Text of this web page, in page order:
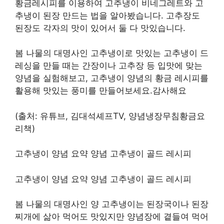
황금레시피를 이용하여 고추냉이 비네그레트와 고
추냉이 된장 만드는 법을 알아봤습니다. 고추장도
된장도 각자의 맛이 있어서 둘 다 맛있습니다.
봄 나물의 대명사인 고추냉이로 맛있는 고추냉이 드
레싱을 만들 때는 간장이나 고추장 등 입맛에 맞는
양념을 실험해보고, 고추냉이 양념의 황금 레시피를
활용해 맛있는 풍미를 만들어보세요.감사해요
(출처: 유튜브, 김대석셰프TV, 양념냉장무침황금요
리책)
고추냉이 양념 요약 양념 고추냉이 골드 레시피
고추냉이 양념 요약 양념 고추냉이 골드 레시피
봄 나물의 대명사인 양 고추냉이는 된장국이나 된장
찌개에 삶아 먹어도 맛있지만 양념장에 곁들여 먹어